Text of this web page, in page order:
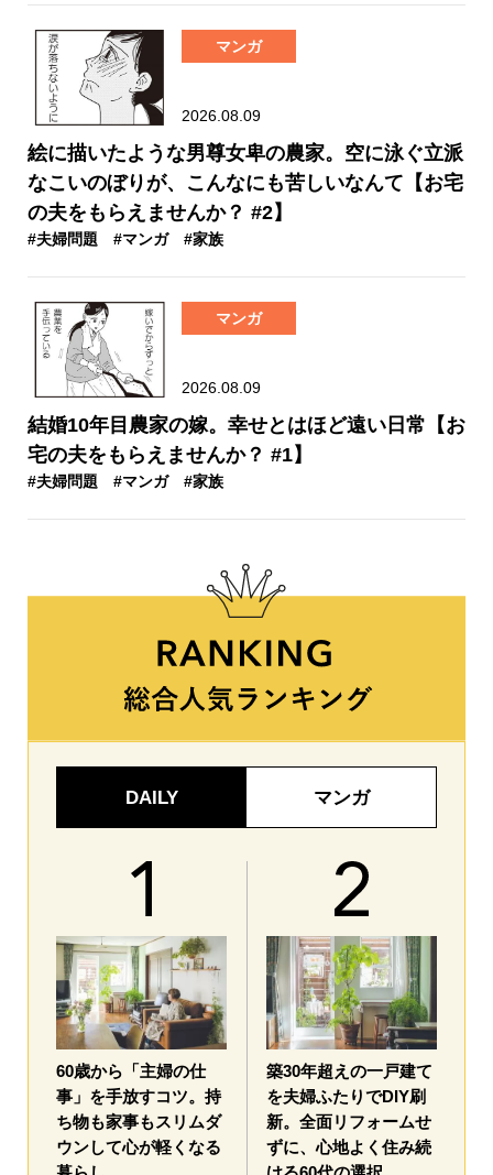
マンガ
2026.08.09
絵に描いたような男尊女卑の農家。空に泳ぐ立派
なこいのぼりが、こんなにも苦しいなんて【お宅
の夫をもらえませんか？ #2】
#夫婦問題 #マンガ #家族
マンガ
2026.08.09
結婚10年目農家の嫁。幸せとはほど遠い日常【お
宅の夫をもらえませんか？ #1】
#夫婦問題 #マンガ #家族
DAILY マンガ
60歳から「主婦の仕
事」を手放すコツ。持
ち物も家事もスリムダ
ウンして心が軽くなる
築30年超えの一戸建て
を夫婦ふたりでDIY刷
新。全面リフォームせ
ずに、心地よく住み続